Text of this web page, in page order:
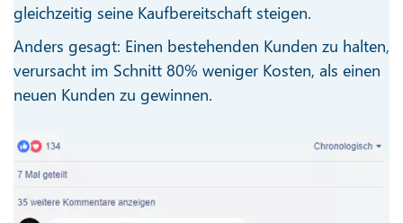
gleichzeitig seine Kaufbereitschaft steigen.
Anders gesagt: Einen bestehenden Kunden zu halten,
verursacht im Schnitt 80% weniger Kosten, als einen
neuen Kunden zu gewinnen.